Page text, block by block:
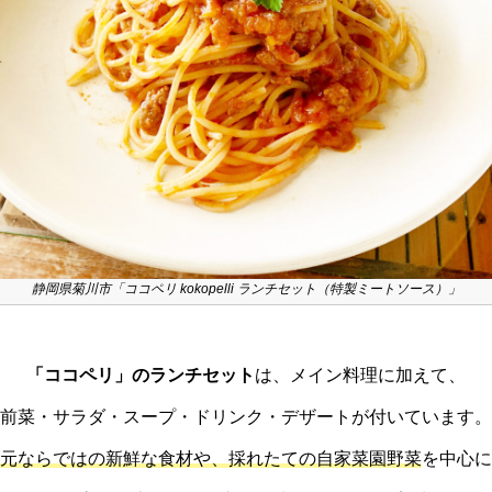
静岡県菊川市「ココペリ kokopelli ランチセット（特製ミートソース）」
「ココペリ」のランチセット は、メイン料理に加えて、
前菜・サラダ・スープ・ドリンク・デザートが付いています。
ならではの新鮮な食材や、採れたての自家菜園野菜を中心